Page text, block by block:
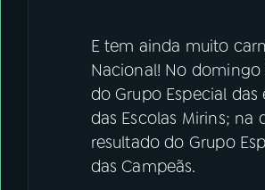
E tem ainda muito
Nacional! No domingo
do Grupo Especial
das Escolas Mirins; na
resultado do Grupo
das Campeãs.